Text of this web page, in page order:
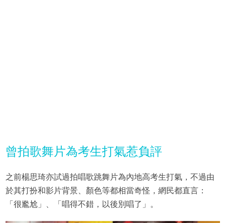
曾拍歌舞片為考生打氣惹負評
之前楊思琦亦試過拍唱歌跳舞片為內地高考生打氣，不過由
於其打扮和影片背景、顏色等都相當奇怪，網民都直言：
「很尷尬」、「唱得不錯，以後別唱了」。